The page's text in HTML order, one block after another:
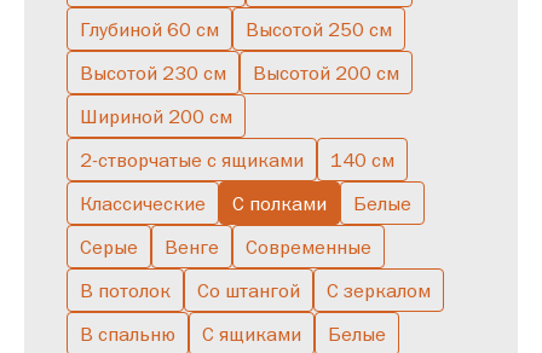
С зеркалом С ящиками Низкие Буфет Узкие
С подсветкой Скандинавские
Полуоткрытые Большие Двухстворчатые
Однодверные Со штангой
Глубиной 60 см
Высотой 250 см
Высотой 230 см
Высотой 200 см
Шириной 200 см
2-створчатые с ящиками
140 см
Классические
С полками
Белые
Серые
Венге
Современные
В потолок
Со штангой
С зеркалом
В спальню
С ящиками
Белые